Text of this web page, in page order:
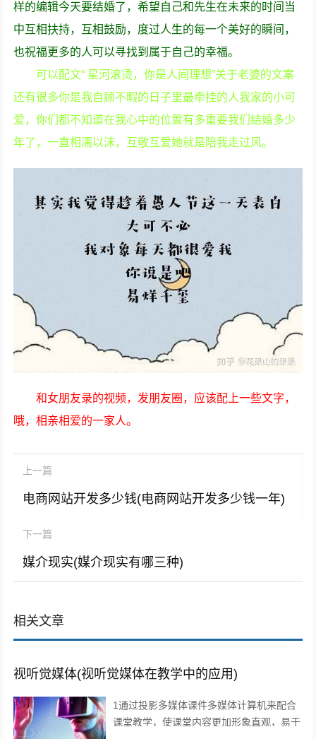
样的编辑今天要结婚了，希望自己和先生在未来的时间当
中互相扶持，互相鼓励，度过人生的每一个美好的瞬间，
也祝福更多的人可以寻找到属于自己的幸福。
可以配文“ 星河滚烫，你是人间理想”关于老婆的文案
还有很多你是我自顾不暇的日子里最牵挂的人我家的小可
爱，你们都不知道在我心中的位置有多重要我们结婚多少
年了，一直相濡以沫，互敬互爱她就是陪我走过风。
和女朋友录的视频，发朋友圈，应该配上一些文字，
哦，相亲相爱的一家人。
上一篇
电商网站开发多少钱(电商网站开发多少钱一年)
下一篇
媒介现实(媒介现实有哪三种)
相关文章
视听觉媒体(视听觉媒体在教学中的应用)
1通过投影多媒体课件多媒体计算机来配合
课堂教学，使课堂内容更加形象直观，易于